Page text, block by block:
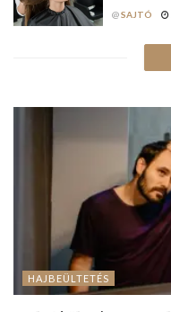
@SAJTÓ
SAJTÓ
SAJTÓ
4
SAJTÓ
5 biztos
hullik